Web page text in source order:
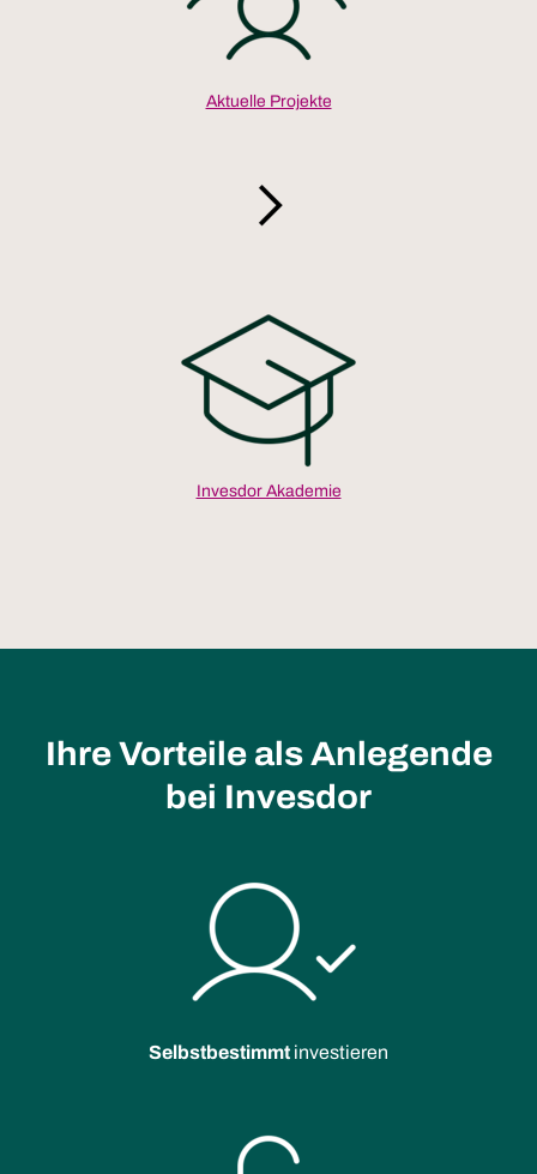
Aktuelle Projekte
Invesdor Akademie
Ihre Vorteile als Anlegende
bei Invesdor
Selbstbestimmt investieren